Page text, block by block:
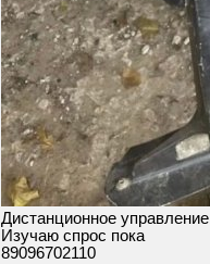
Дистанционное управление
Изучаю спрос пока
89096702110